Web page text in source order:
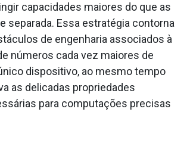
capacidades maiores do que as
separada. Essa estratégia contorna
de engenharia associados à
números cada vez maiores de
dispositivo, ao mesmo tempo
as delicadas propriedades
para computações precisas